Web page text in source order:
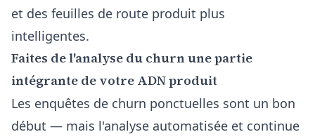
et des feuilles de route produit plus
intelligentes.
Faites de l'analyse du churn une partie
intégrante de votre ADN produit
Les enquêtes de churn ponctuelles sont un bon
début — mais l'analyse automatisée et continue